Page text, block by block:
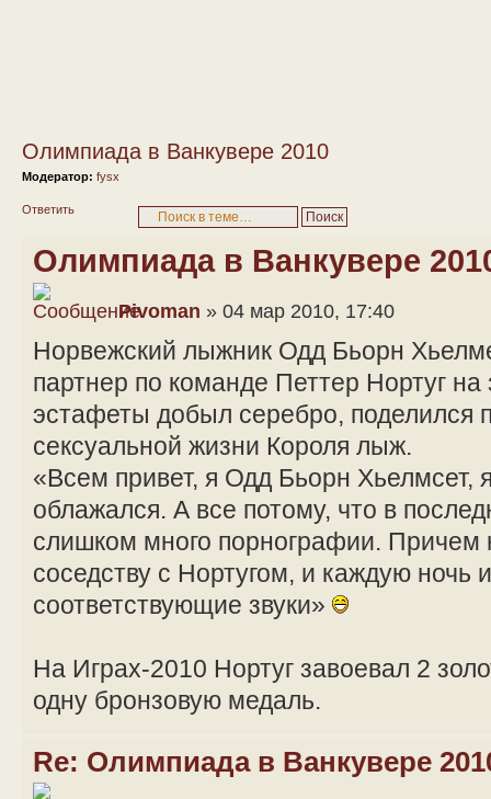
Олимпиада в Ванкувере 2010
Модератор: fysx
Ответить
Олимпиада в Ванкувере
Pivoman » 04 мар 2010, 17:40
Норвежский лыжник Одд Бьорн
партнер по команде Петтер Нортуг
эстафеты добыл серебро, поделился
сексуальной жизни Короля лыж.
«Всем привет, я Одд Бьорн Хьелмсет,
облажался. А все потому, что в
слишком много порнографии. Причем
соседству с Нортугом, и каждую ночь
соответствующие звуки»
На Играх-2010 Нортуг завоевал 2
одну бронзовую медаль.
Re: Олимпиада в Ванкувере